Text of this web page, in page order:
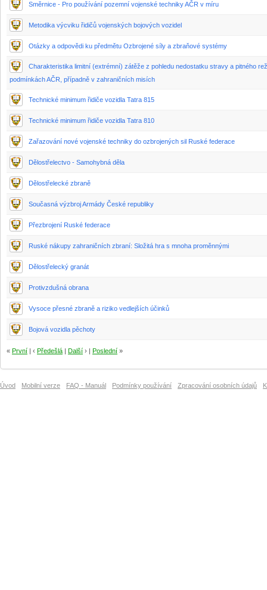
Směrnice - Pro používání pozemní vojenské techniky AČR v míru
Metodika výcviku řidičů vojenských bojových vozidel
Otázky a odpovědi ku předmětu Ozbrojené síly a zbraňové systémy
Charakteristika limitní (extrémní) zátěže z pohledu nedostatku stravy a pitného
podmínkách AČR, případně v zahraničních misích
Technické minimum řidiče vozidla Tatra 815
Technické minimum řidiče vozidla Tatra 810
Zařazování nové vojenské techniky do ozbrojených sil Ruské federace
Dělostřelectvo - Samohybná děla
Dělostřelecké zbraně
Současná výzbroj Armády České republiky
Přezbrojení Ruské federace
Ruské nákupy zahraničních zbraní: Složitá hra s mnoha proměnnými
Dělostřelecký granát
Protivzdušná obrana
Vysoce přesné zbraně a riziko vedlejších účinků
Bojová vozidla pěchoty
« První | ‹ Předešlá Další › | Poslední »
Úvod Mobilní verze FAQ - Manuál Podmínky používání Zpracování osobních údajů